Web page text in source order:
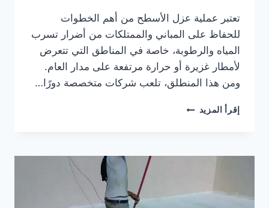
تعتبر عملية عزل الأسطح من أهم الخطوات
للحفاظ على المباني والممتلكات من أضرار تسرب
المياه والرطوبة، خاصة في المناطق التي تتعرض
لأمطار غزيرة أو حرارة مرتفعة على مدار العام.
ومن هذا المنطلق، تلعب شركات متخصصة دورًا…
إقرأ المزيد كيف
الأسطح
الخيمة